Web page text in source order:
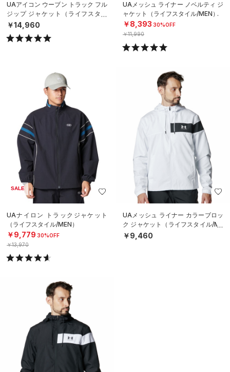
UAアイコン ウーブン トラック フル
ジップ ジャケット（ライフスタイ
ル/MEN）
￥14,960
UAメッシュ ライナー ノベルティ ジ
ャケット（ライフスタイル/MEN）
￥8,393 30%OFF
￥11,990
SALE
UAナイロン トラックジャケット
（ライフスタイル/MEN）
￥9,779 30%OFF
￥13,970
UAメッシュ ライナー カラーブロッ
ク ジャケット（ライフスタイル/ME
N）
￥9,460